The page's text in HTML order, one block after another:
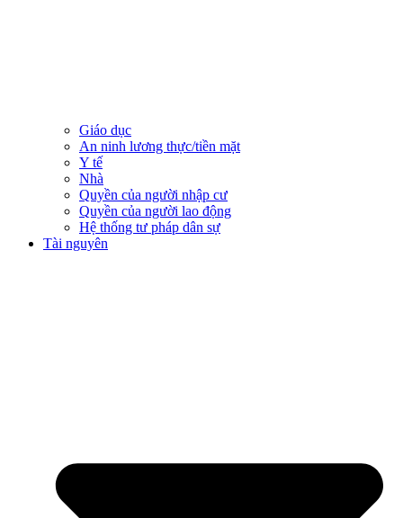
Giáo dục
An ninh lương thực/tiền mặt
Y tế
Nhà
Quyền của người nhập cư
Quyền của người lao động
Hệ thống tư pháp dân sự
Tài nguyên